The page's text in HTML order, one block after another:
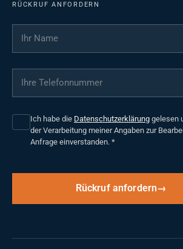
RÜCKRUF ANFORDERN
Ihr Name
Ihre Telefonnummer
Ich habe die Datenschutzerklärung gelesen
der Verarbeitung meiner Angaben zur
Anfrage einverstanden. *
Rückruf anfordern